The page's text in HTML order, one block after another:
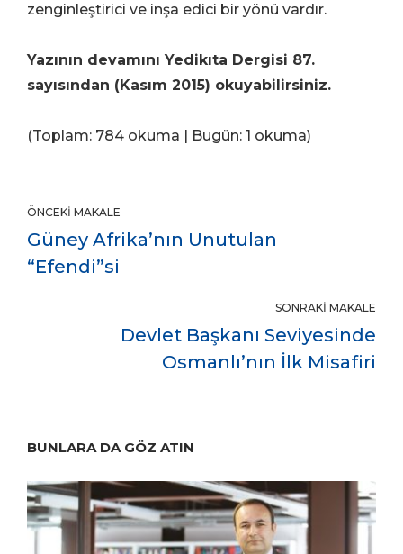
zenginleştirici ve inşa edici bir yönü vardır.
Yazının devamını Yedikıta Dergisi 87.
sayısından (Kasım 2015) okuyabilirsiniz.
(Toplam: 784 okuma | Bugün: 1 okuma)
ÖNCEKI MAKALE
Güney Afrika’nın Unutulan
“Efendi”si
SONRAKI MAKALE
Devlet Başkanı Seviyesinde
Osmanlı’nın İlk Misafiri
BUNLARA DA GÖZ ATIN